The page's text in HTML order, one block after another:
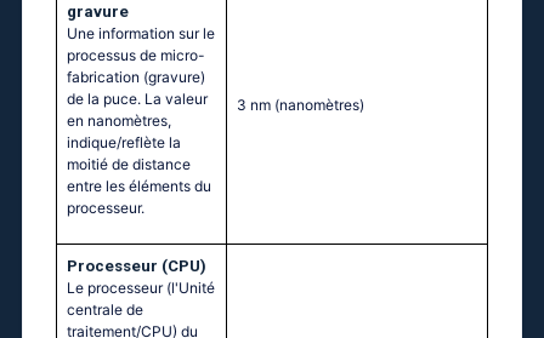
gravure
Une information sur le
processus de micro-
fabrication (gravure)
de la puce. La valeur
en nanomètres,
indique/reflète la
moitié de distance
entre les éléments du
processeur.
3 nm (nanomètres)
Processeur (CPU)
Le processeur (l'Unité
centrale de
traitement/CPU) du